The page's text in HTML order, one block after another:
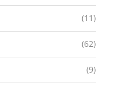
(11)
(62)
(9)